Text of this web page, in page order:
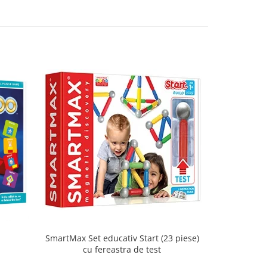
SmartMax Set educativ Start (23 piese)
cu fereastra de test